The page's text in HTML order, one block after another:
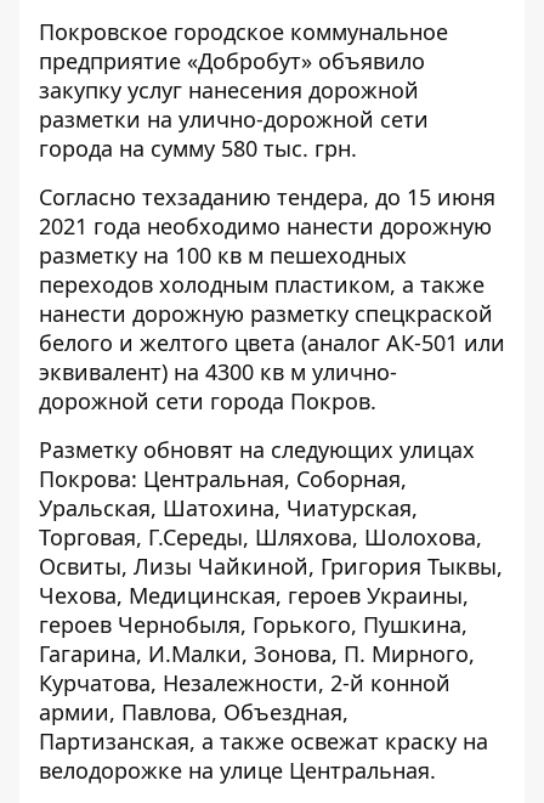
Покровское городское коммунальное
предприятие «Добробут» объявило
закупку услуг нанесения дорожной
разметки на улично-дорожной сети
города на сумму 580 тыс. грн.
Согласно техзаданию тендера, до 15 июня
2021 года необходимо нанести дорожную
разметку на 100 кв м пешеходных
переходов холодным пластиком, а также
нанести дорожную разметку спецкраской
белого и желтого цвета (аналог АК-501 или
эквивалент) на 4300 кв м улично-
дорожной сети города Покров.
Разметку обновят на следующих улицах
Покрова: Центральная, Соборная,
Уральская, Шатохина, Чиатурская,
Торговая, Г.Середы, Шляхова, Шолохова,
Освиты, Лизы Чайкиной, Григория Тыквы,
Чехова, Медицинская, героев Украины,
героев Чернобыля, Горького, Пушкина,
Гагарина, И.Малки, Зонова, П. Мирного,
Курчатова, Незалежности, 2-й конной
армии, Павлова, Объездная,
Партизанская, а также освежат краску на
велодорожке на улице Центральная.